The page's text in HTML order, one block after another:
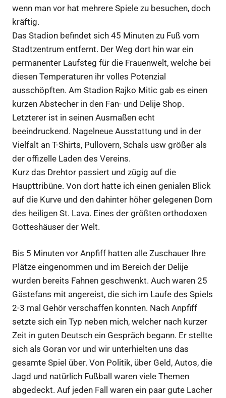
wenn man vor hat mehrere Spiele zu besuchen, doch
kräftig.
Das Stadion befindet sich 45 Minuten zu Fuß vom
Stadtzentrum entfernt. Der Weg dort hin war ein
permanenter Laufsteg für die Frauenwelt, welche bei
diesen Temperaturen ihr volles Potenzial
ausschöpften. Am Stadion Rajko Mitic gab es einen
kurzen Abstecher in den Fan- und Delije Shop.
Letzterer ist in seinen Ausmaßen echt
beeindruckend. Nagelneue Ausstattung und in der
Vielfalt an T-Shirts, Pullovern, Schals usw größer als
der offizelle Laden des Vereins.
Kurz das Drehtor passiert und zügig auf die
Haupttribüne. Von dort hatte ich einen genialen Blick
auf die Kurve und den dahinter höher gelegenen Dom
des heiligen St. Lava. Eines der größten orthodoxen
Gotteshäuser der Welt.
Bis 5 Minuten vor Anpfiff hatten alle Zuschauer Ihre
Plätze eingenommen und im Bereich der Delije
wurden bereits Fahnen geschwenkt. Auch waren 25
Gästefans mit angereist, die sich im Laufe des Spiels
2-3 mal Gehör verschaffen konnten. Nach Anpfiff
setzte sich ein Typ neben mich, welcher nach kurzer
Zeit in guten Deutsch ein Gespräch begann. Er stellte
sich als Goran vor und wir unterhielten uns das
gesamte Spiel über. Von Politik, über Geld, Autos, die
Jagd und natürlich Fußball waren viele Themen
abgedeckt. Auf jeden Fall waren ein paar gute Lacher